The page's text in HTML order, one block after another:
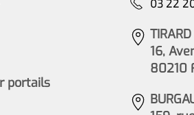
portails
03 22
16,
80210